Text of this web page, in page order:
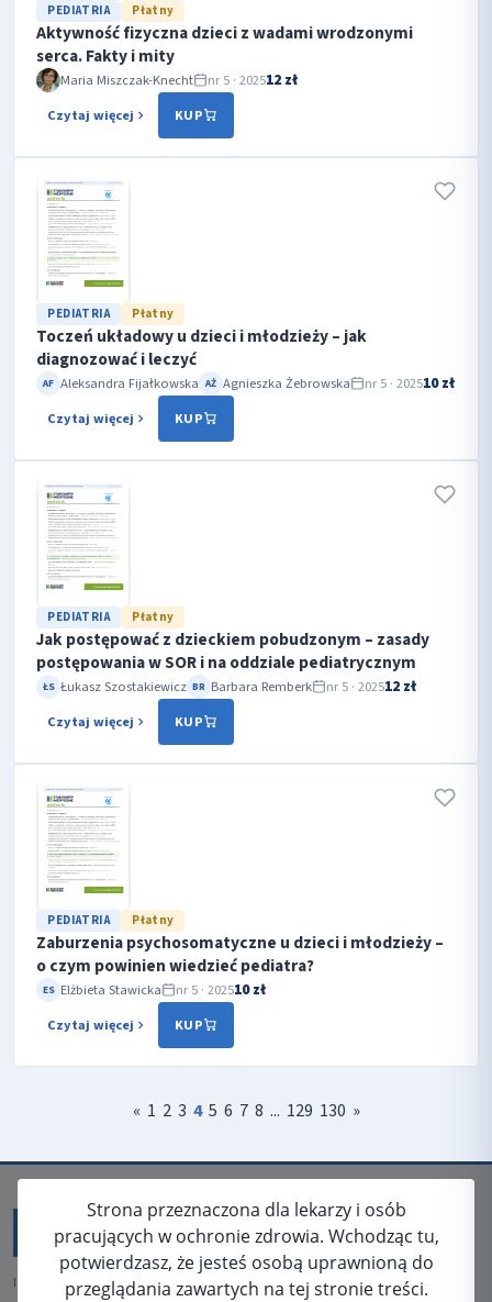
PEDIATRIA Płatny
Aktywność fizyczna dzieci z wadami wrodzonymi
serca. Fakty i mity
Maria Miszczak-Knecht nr 5 · 202512 zł
Czytaj więcej KUP
PEDIATRIA Płatny
Toczeń układowy u dzieci i młodzieży – jak
diagnozować i leczyć
AF Aleksandra Fijałkowska AŻ Agnieszka Żebrowska nr 5 · 202510 zł
Czytaj więcej KUP
PEDIATRIA Płatny
Jak postępować z dzieckiem pobudzonym – zasady
postępowania w SOR i na oddziale pediatrycznym
ŁS Łukasz Szostakiewicz BR Barbara Remberk nr 5 · 202512 zł
Czytaj więcej KUP
PEDIATRIA Płatny
Zaburzenia psychosomatyczne u dzieci i młodzieży –
o czym powinien wiedzieć pediatra?
ES Elżbieta Stawicka nr 5 · 202510 zł
Czytaj więcej KUP
« 1 2 3 4 5 6 7 8 ... 129 130 »
Strona przeznaczona dla lekarzy i osób
pracujących w ochronie zdrowia. Wchodząc tu,
potwierdzasz, że jesteś osobą uprawnioną do
przeglądania zawartych na tej stronie treści.
ISSN: 2080-5438